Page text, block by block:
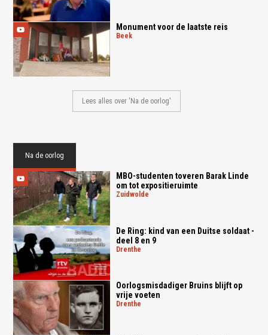
Monument voor de laatste reis
beek
Lees alles over 'Na de oorlog'
Na de oorlog
MBO-studenten toveren Barak Linde
om tot expositieruimte
zuidwolde
De Ring: kind van een Duitse soldaat -
deel 8 en 9
drenthe
Oorlogsmisdadiger Bruins blijft op
vrije voeten
drenthe